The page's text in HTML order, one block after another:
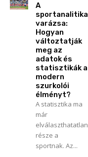
A
sportanalitika
varázsa:
Hogyan
változtatják
meg az
adatok és
statisztikák a
modern
szurkolói
élményt?
A statisztika ma
már
elválaszthatatlan
része a
sportnak. Az...